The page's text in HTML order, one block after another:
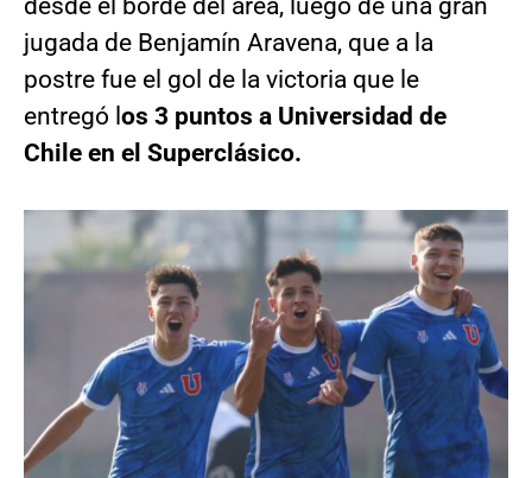
desde el borde del área, luego de una gran
jugada de Benjamín Aravena, que a la
postre fue el gol de la victoria que le
entregó l os 3 puntos a Universidad de
Chile en el Superclásico.